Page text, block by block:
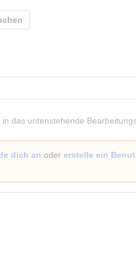
das untenstehende
dich an oder erstelle ein